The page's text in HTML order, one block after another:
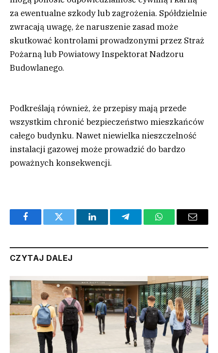
za ewentualne szkody lub zagrożenia. Spółdzielnie
zwracają uwagę, że naruszenie zasad może
skutkować kontrolami prowadzonymi przez Straż
Pożarną lub Powiatowy Inspektorat Nadzoru
Budowlanego.
Podkreślają również, że przepisy mają przede
wszystkim chronić bezpieczeństwo mieszkańców
całego budynku. Nawet niewielka nieszczelność
instalacji gazowej może prowadzić do bardzo
poważnych konsekwencji.
FacebookTwitter LinkedInTelegramWhatsAppEmail
CZYTAJ DALEJ